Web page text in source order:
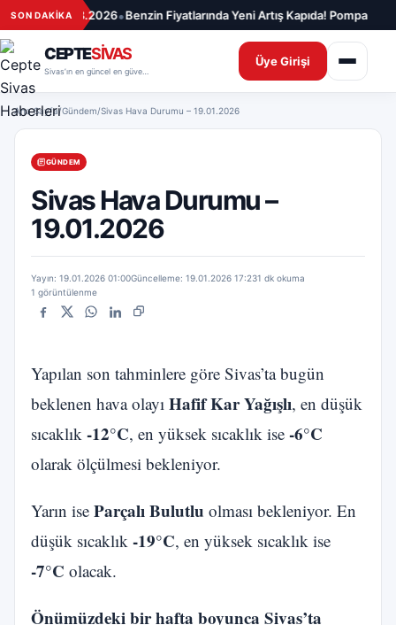
İçeriğe geç
SON DAKİKA
– 08.08.2026•Benzin Fiyatlarında Yeni Artış Kapıda! Pompa
CEPTESİVAS Üye Girişi
Ana Sayfa/Gündem/Sivas Hava Durumu – 19.01.2026
GÜNDEM
Sivas Hava Durumu –
19.01.2026
Yayın: 19.01.2026 01:00Güncelleme: 19.01.2026 17:231 dk okuma
1 görüntülenme
Facebook
X WhatsApp
LinkedInBağlantıyı kopyala
Yapılan son tahminlere göre Sivas’ta bugün
beklenen hava olayı Hafif Kar Yağışlı, en düşük
sıcaklık -12°C, en yüksek sıcaklık ise -6°C
olarak ölçülmesi bekleniyor.
Yarın ise Parçalı Bulutlu olması bekleniyor. En
düşük sıcaklık -19°C, en yüksek sıcaklık ise
-7°C olacak.
Önümüzdeki bir hafta boyunca Sivas’ta